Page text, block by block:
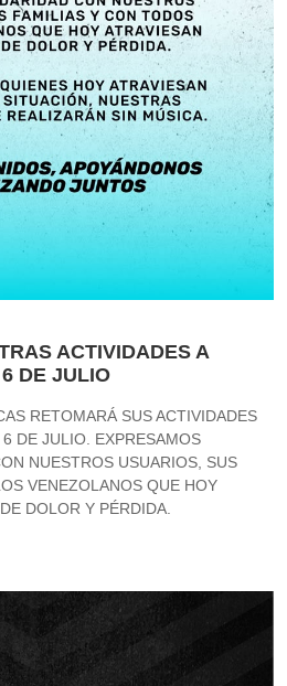
ACTIVIDADES A
DE JULIO
RETOMARÁ SUS ACTIVIDADES
DE JULIO. EXPRESAMOS
NUESTROS USUARIOS, SUS
VENEZOLANOS QUE HOY
DOLOR Y PÉRDIDA.